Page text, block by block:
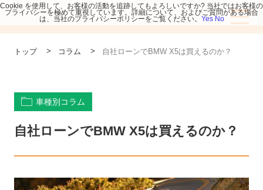
トップ > コラム > 自社ローンでBMW X5は買えるのか？
車種別コラム
自社ローンでBMW X5は買えるのか？
Cookie を使用して、お客様の活動を追跡してもよろしいですか? 当社ではお客様の
プライバシーを極めて重視しています。詳細について、およびご質問がある場合
は、当社のプライバシーポリシーをご覧ください。 Yes No